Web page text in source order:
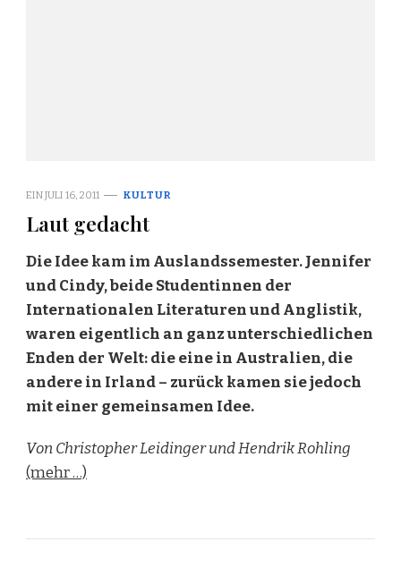
EINJULI 16, 2011 KULTUR
Laut gedacht
Die Idee kam im Auslandssemester. Jennifer
und Cindy, beide Studentinnen der
Internationalen Literaturen und Anglistik,
waren eigentlich an ganz unterschiedlichen
Enden der Welt: die eine in Australien, die
andere in Irland – zurück kamen sie jedoch
mit einer gemeinsamen Idee.
Von Christopher Leidinger und Hendrik Rohling
(mehr …)